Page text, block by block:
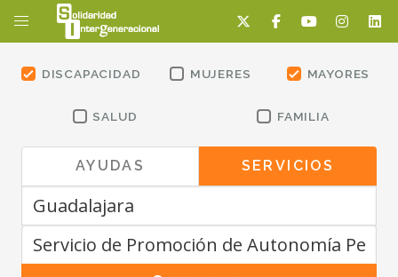
DISCAPACIDAD MUJERES MAYORES
SALUD FAMILIA
AYUDAS SERVICIOS